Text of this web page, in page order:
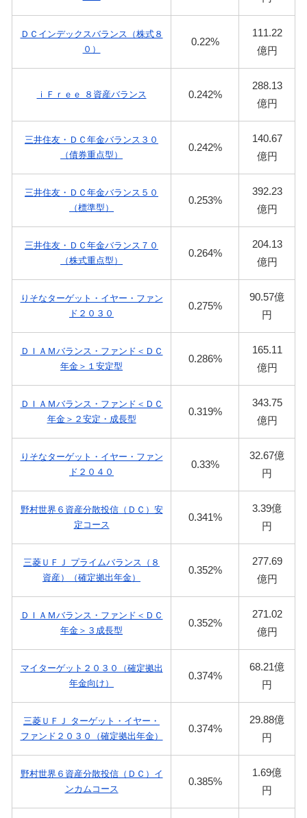
ＤＣインデックスバランス（株式８
０）
0.22%
111.22
億円
ｉＦｒｅｅ ８資産バランス 0.242%
288.13
億円
三井住友・ＤＣ年金バランス３０
（債券重点型）
0.242%
140.67
億円
三井住友・ＤＣ年金バランス５０
（標準型）
0.253%
392.23
億円
三井住友・ＤＣ年金バランス７０
（株式重点型）
0.264%
204.13
億円
りそなターゲット・イヤー・ファン
ド２０３０
0.275%
90.57億
円
ＤＩＡＭバランス・ファンド＜ＤＣ
年金＞１安定型
0.286%
165.11
億円
ＤＩＡＭバランス・ファンド＜ＤＣ
年金＞２安定・成長型
0.319%
343.75
億円
りそなターゲット・イヤー・ファン
ド２０４０
0.33%
32.67億
円
野村世界６資産分散投信（ＤＣ）安
定コース
0.341%
3.39億
円
三菱ＵＦＪ プライムバランス（８
資産）（確定拠出年金）
0.352%
277.69
億円
ＤＩＡＭバランス・ファンド＜ＤＣ
年金＞３成長型
0.352%
271.02
億円
マイターゲット２０３０（確定拠出
年金向け）
0.374%
68.21億
円
三菱ＵＦＪ ターゲット・イヤー・
ファンド２０３０（確定拠出年金）
0.374%
29.88億
円
野村世界６資産分散投信（ＤＣ）イ
ンカムコース
0.385%
1.69億
円